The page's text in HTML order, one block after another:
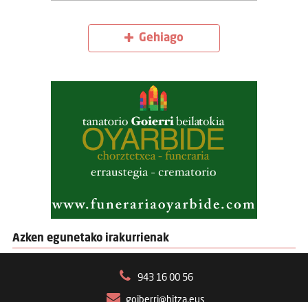
Gehiago
Azken egunetako irakurrienak
943 16 00 56
goiberri@hitza.eus